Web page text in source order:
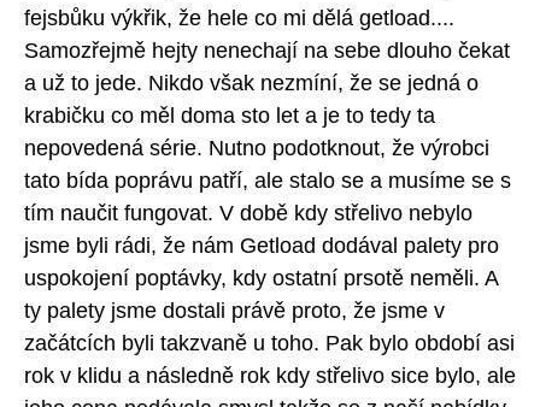
fejsbůku výkřik, že hele co mi dělá getload....
Samozřejmě hejty nenechají na sebe dlouho čekat
a už to jede. Nikdo však nezmíní, že se jedná o
krabičku co měl doma sto let a je to tedy ta
nepovedená série. Nutno podotknout, že výrobci
tato bída poprávu patří, ale stalo se a musíme se s
tím naučit fungovat. V době kdy střelivo nebylo
jsme byli rádi, že nám Getload dodával palety pro
uspokojení poptávky, kdy ostatní prsotě neměli. A
ty palety jsme dostali právě proto, že jsme v
začátcích byli takzvaně u toho. Pak bylo období asi
rok v klidu a následně rok kdy střelivo sice bylo, ale